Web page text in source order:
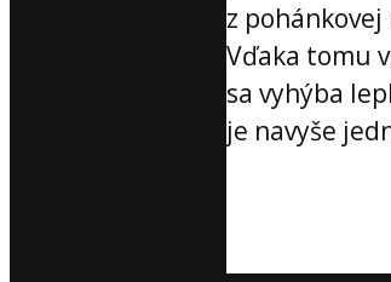
z
Vďaka tomu
sa vyhýba
je navyše